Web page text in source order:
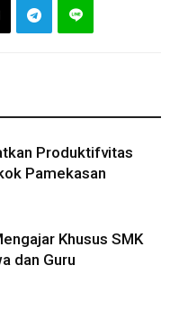
Produktifvitas
Pamekasan
Khusus SMK
dan Guru